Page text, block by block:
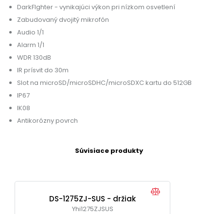
DarkFIghter - vynikajúci výkon pri nízkom osvetlení
Zabudovaný dvojitý mikrofón
Audio 1/1
Alarm 1/1
WDR 130dB
IR prísvit do 30m
Slot na microSD/microSDHC/microSDXC kartu do 512GB
IP67
IK08
Antikorózny povrch
Súvisiace produkty
DS-1275ZJ-SUS - držiak
Yhi1275ZJSUS